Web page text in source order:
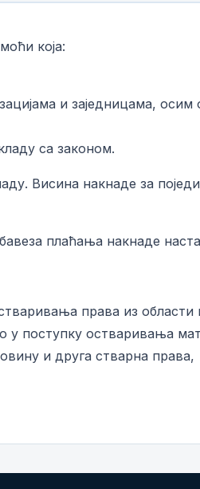
која:
и заједницама,
са законом.
Висина накнаде за
плаћања накнаде
права из области
поступку остваривања
и друга стварна права,